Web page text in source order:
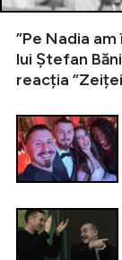
”Pe Nadia
lui Ștefan
reacția